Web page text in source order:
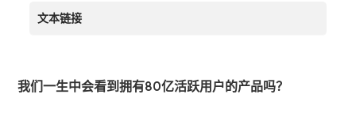
文本链接
我们一生中会看到拥有80亿活跃用户的产品吗？